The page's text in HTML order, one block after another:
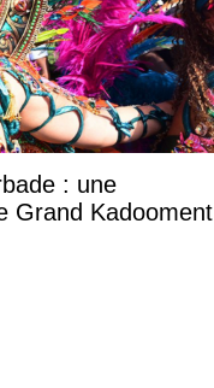
: une
Grand Kadooment